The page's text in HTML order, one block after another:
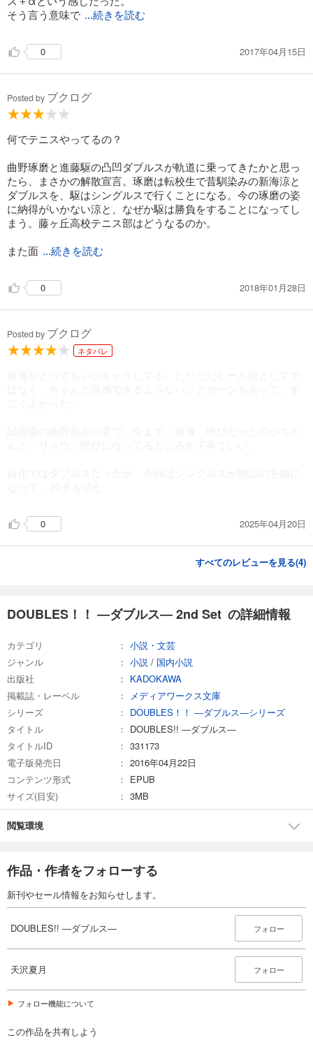
そう言う意味で ...続きを読む
0 2017年04月15日
Posted by ブクログ
何でテニスやってるの？
曲野琢磨と進藤駆の凸凹ダブルスが軌道に乗ってきたかと思っ
たら、まさかの解散宣言。琢磨は転校生で昔馴染みの新海涼と
ダブルスを、駆はシングルスで行くことになる。今の琢磨の姿
に納得がいかない涼と、なぜか駆は勝負をすることになってし
まう。藤ヶ丘高校テニス部はどうなるのか。
また面 ...続きを読む
0 2018年01月28日
Posted by ブクログ
ネタバレ
0 2025年04月20日
すべてのレビューを見る(4)
DOUBLES！！ ―ダブルス― 2nd Set の詳細情報
カテゴリ
小説・文芸
ジャンル
小説 / 国内小説
出版社
KADOKAWA
掲載誌・レーベル
メディアワークス文庫
シリーズ
DOUBLES！！ ―ダブルス―シリーズ
タイトル
DOUBLES!! ―ダブルス―
タイトルID
331173
電子版発売日
2016年04月22日
コンテンツ形式
EPUB
サイズ(目安)
3MB
閲覧環境
作品・作者をフォローする
新刊やセール情報をお知らせします。
DOUBLES!! ―ダブルス― フォロー
天沢夏月 フォロー
フォロー機能について
この作品を共有しよう